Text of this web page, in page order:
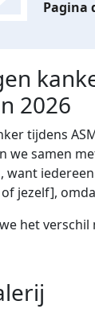
2026
tijdens
we samen
want
jezelf],
het verschil